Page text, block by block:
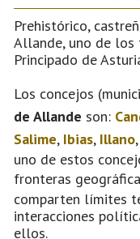
Prehistórico,
Allande, uno de
Principado de
Los concejos
de Allande son:
Salime, Ibias, Illano,
uno de estos
fronteras
comparten límites
interacciones
ellos.